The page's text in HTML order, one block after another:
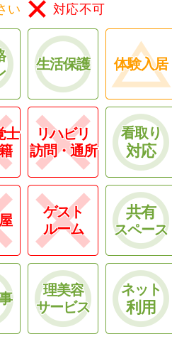
い 対応不可
生活保護 体験入居
士
リハビリ
訪問・通所
看取り
対応
ゲスト
ルーム
共有
スペース
理美容
サービス
ネット
利用